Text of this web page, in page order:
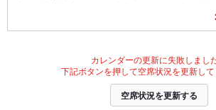
カレンダーの更新に失敗しました
下記ボタンを押して空席状況を更新して
空席状況を更新する